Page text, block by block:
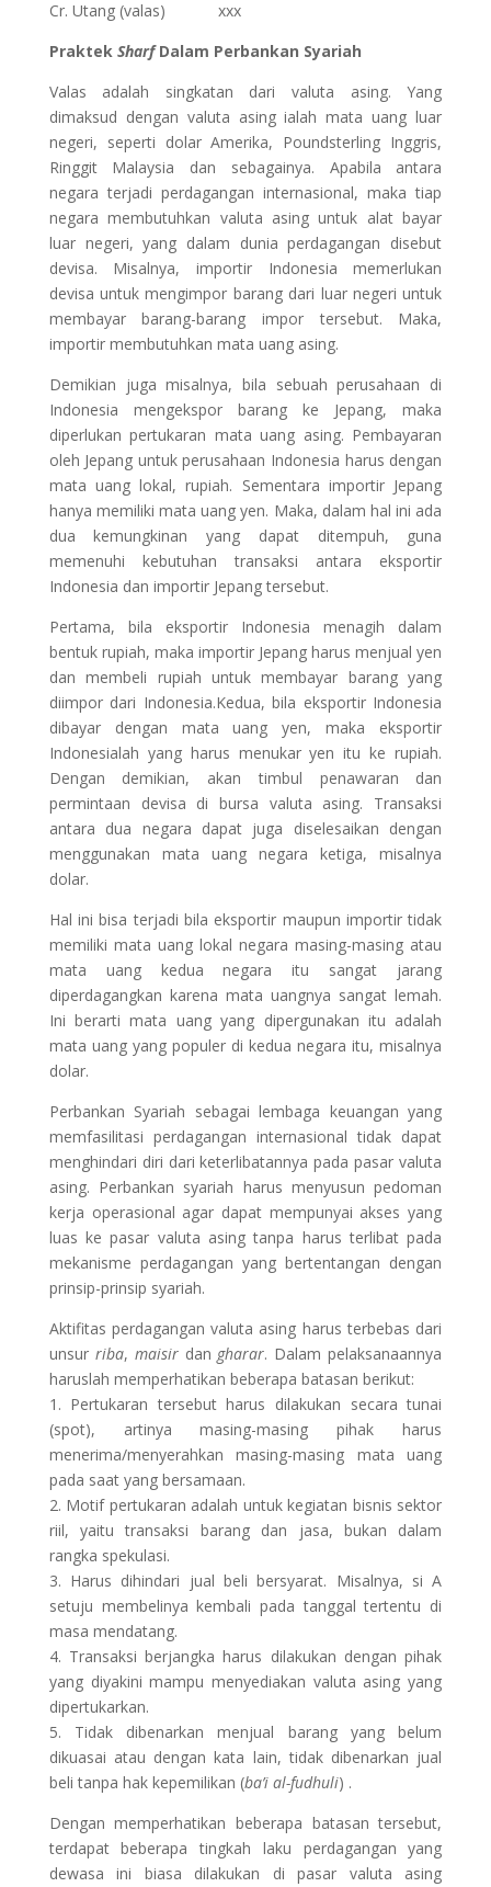
Cr. Utang (valas) xxx
Praktek SharfDalam Perbankan Syariah
Valas adalah singkatan dari valuta asing. Yang
dimaksud dengan valuta asing ialah mata uang luar
negeri, seperti dolar Amerika, Poundsterling Inggris,
Ringgit Malaysia dan sebagainya. Apabila antara
negara terjadi perdagangan internasional, maka tiap
negara membutuhkan valuta asing untuk alat bayar
luar negeri, yang dalam dunia perdagangan disebut
devisa. Misalnya, importir Indonesia memerlukan
devisa untuk mengimpor barang dari luar negeri untuk
membayar barang-barang impor tersebut. Maka,
importir membutuhkan mata uang asing.
Demikian juga misalnya, bila sebuah perusahaan di
Indonesia mengekspor barang ke Jepang, maka
diperlukan pertukaran mata uang asing. Pembayaran
oleh Jepang untuk perusahaan Indonesia harus dengan
mata uang lokal, rupiah. Sementara importir Jepang
hanya memiliki mata uang yen. Maka, dalam hal ini ada
dua kemungkinan yang dapat ditempuh, guna
memenuhi kebutuhan transaksi antara eksportir
Indonesia dan importir Jepang tersebut.
Pertama, bila eksportir Indonesia menagih dalam
bentuk rupiah, maka importir Jepang harus menjual yen
dan membeli rupiah untuk membayar barang yang
diimpor dari Indonesia.Kedua, bila eksportir Indonesia
dibayar dengan mata uang yen, maka eksportir
Indonesialah yang harus menukar yen itu ke rupiah.
Dengan demikian, akan timbul penawaran dan
permintaan devisa di bursa valuta asing. Transaksi
antara dua negara dapat juga diselesaikan dengan
menggunakan mata uang negara ketiga, misalnya
dolar.
Hal ini bisa terjadi bila eksportir maupun importir tidak
memiliki mata uang lokal negara masing-masing atau
mata uang kedua negara itu sangat jarang
diperdagangkan karena mata uangnya sangat lemah.
Ini berarti mata uang yang dipergunakan itu adalah
mata uang yang populer di kedua negara itu, misalnya
dolar.
Perbankan Syariah sebagai lembaga keuangan yang
memfasilitasi perdagangan internasional tidak dapat
menghindari diri dari keterlibatannya pada pasar valuta
asing. Perbankan syariah harus menyusun pedoman
kerja operasional agar dapat mempunyai akses yang
luas ke pasar valuta asing tanpa harus terlibat pada
mekanisme perdagangan yang bertentangan dengan
prinsip-prinsip syariah.
Aktifitas perdagangan valuta asing harus terbebas dari
unsur riba, maisirdan gharar. Dalam pelaksanaannya
haruslah memperhatikan beberapa batasan berikut:
1. Pertukaran tersebut harus dilakukan secara tunai
(spot), artinya masing-masing pihak harus
menerima/menyerahkan masing-masing mata uang
pada saat yang bersamaan.
2. Motif pertukaran adalah untuk kegiatan bisnis sektor
riil, yaitu transaksi barang dan jasa, bukan dalam
rangka spekulasi.
3. Harus dihindari jual beli bersyarat. Misalnya, si A
setuju membelinya kembali pada tanggal tertentu di
masa mendatang.
4. Transaksi berjangka harus dilakukan dengan pihak
yang diyakini mampu menyediakan valuta asing yang
dipertukarkan.
5. Tidak dibenarkan menjual barang yang belum
dikuasai atau dengan kata lain, tidak dibenarkan jual
beli tanpa hak kepemilikan (ba’i al-fudhuli) .
Dengan memperhatikan beberapa batasan tersebut,
terdapat beberapa tingkah laku perdagangan yang
dewasa ini biasa dilakukan di pasar valuta asing